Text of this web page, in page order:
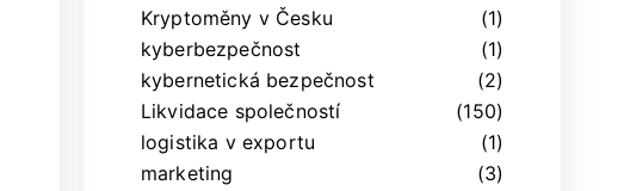
Kryptoměny v Česku
(1)
kyberbezpečnost
(1)
kybernetická bezpečnost
(2)
Likvidace společností
(150)
logistika v exportu
(1)
marketing
(3)